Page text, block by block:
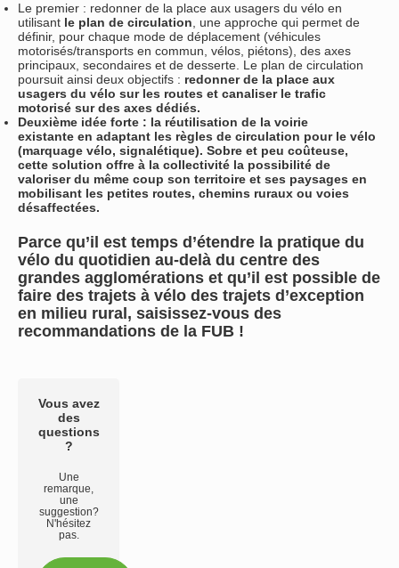
Le premier : redonner de la place aux usagers du vélo en
utilisant le plan de circulation , une approche qui permet de
définir, pour chaque mode de déplacement (véhicules
motorisés/transports en commun, vélos, piétons), des axes
principaux, secondaires et de desserte. Le plan de circulation
poursuit ainsi deux objectifs : redonner de la place aux
usagers du vélo sur les routes et canaliser le trafic
motorisé sur des axes dédiés.
Deuxième idée forte : la réutilisation de la voirie
existante en adaptant les règles de circulation pour le vélo
(marquage vélo, signalétique). Sobre et peu coûteuse,
cette solution offre à la collectivité la possibilité de
valoriser du même coup son territoire et ses paysages en
mobilisant les petites routes, chemins ruraux ou voies
désaffectées.
Parce qu’il est temps d’étendre la pratique du
vélo du quotidien au-delà du centre des
grandes agglomérations et qu’il est possible de
faire des trajets à vélo des trajets d’exception
en milieu rural, saisissez-vous des
recommandations de la FUB !
Vous avez
des
questions
?
Une
remarque,
une
suggestion?
N'hésitez
pas.